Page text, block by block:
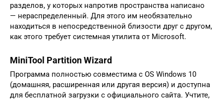
разделов, у которых напротив пространства написано
— нераспределенный. Для этого им необязательно
находиться в непосредственной близости друг с другом,
как этого требует системная утилита от Microsoft.
MiniTool Partition Wizard
Программа полностью совместима с OS Windows 10
(домашняя, расширенная или другая версия) и доступна
для бесплатной загрузки с официального сайта. Учтите,